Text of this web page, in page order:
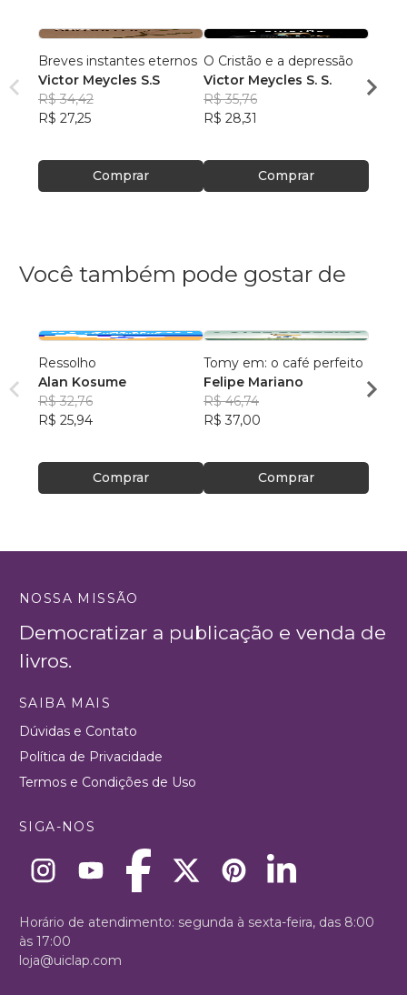
Breves instantes eternos
Victor Meycles S.S
R$ 34,42
R$ 27,25
Comprar
O Cristão e a depressão
Victor Meycles S. S.
R$ 35,76
R$ 28,31
Comprar
R$
Você também pode gostar de
Ressolho
Alan Kosume
R$ 32,76
R$ 25,94
Comprar
Tomy em: o café perfeito
Felipe Mariano
R$ 46,74
R$ 37,00
Comprar
R$
NOSSA MISSÃO
Democratizar a publicação e venda de
livros.
SAIBA MAIS
Dúvidas e Contato
Política de Privacidade
Termos e Condições de Uso
SIGA-NOS
Horário de atendimento: segunda à sexta-feira, das 8:00
às 17:00
loja@uiclap.com